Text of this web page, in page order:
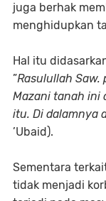
juga berhak
menghidupkan
Hal itu
”Rasulullah Saw.
Mazani tanah ini
itu. Di dalamnya
’Ubaid).
Sementara
tidak menjadi